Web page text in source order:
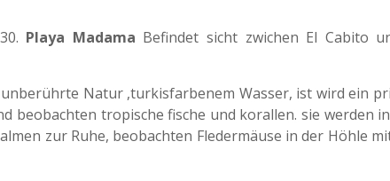
Playa Madama Befindet sicht zwichen El Cabito
Natur ,turkisfarbenem Wasser, ist wird ein
beobachten tropische fische und korallen. sie werden
zur Ruhe, beobachten Fledermäuse in der Höhle